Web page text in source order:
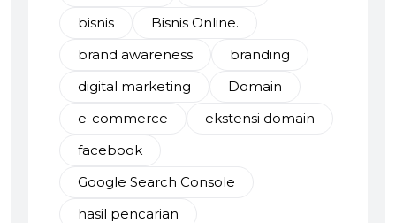
bisnis
Bisnis Online.
brand awareness
branding
digital marketing
Domain
e-commerce
ekstensi domain
facebook
Google Search Console
hasil pencarian